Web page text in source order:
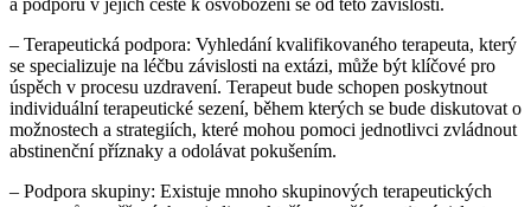
a podporu v jejich cestě k osvobození se od této závislosti.
– Terapeutická podpora: Vyhledání kvalifikovaného terapeuta, který
se specializuje na léčbu závislosti na extázi, může být klíčové pro
úspěch v procesu uzdravení. Terapeut bude schopen poskytnout
individuální terapeutické sezení, během kterých se bude diskutovat o
možnostech a strategiích, které mohou pomoci jednotlivci zvládnout
abstinenční příznaky a odolávat pokušením.
– Podpora skupiny: Existuje mnoho skupinových terapeutických